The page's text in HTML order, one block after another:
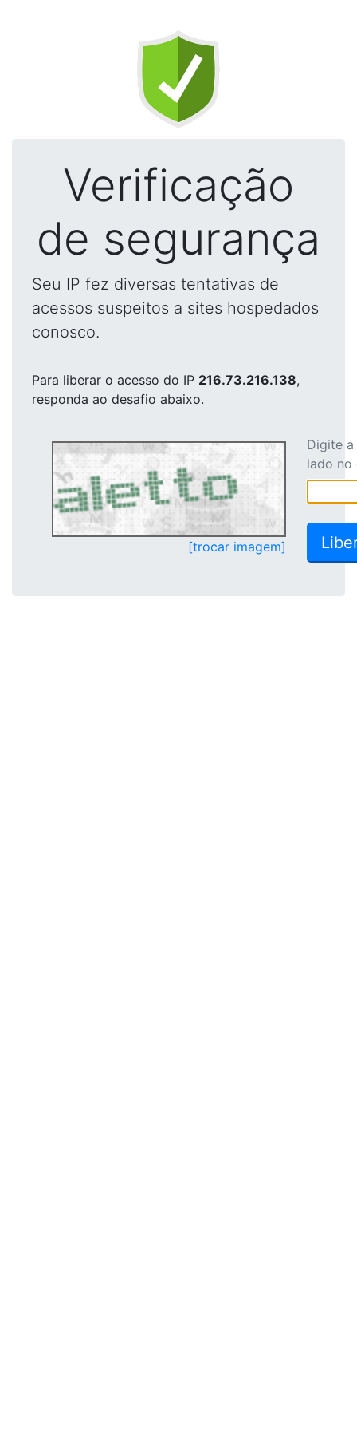
Verificação
de segurança
Seu IP fez diversas tentativas de
acessos suspeitos a sites hospedados
conosco.
Para liberar o acesso do IP 216.73.216.138,
responda ao desafio abaixo.
[trocar imagem]
Digite
lado no